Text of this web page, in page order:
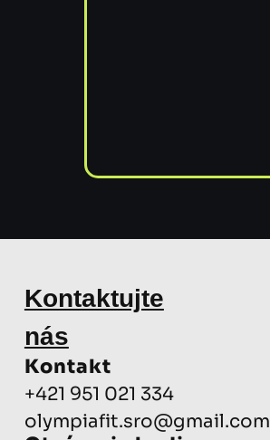
Kontaktujte
nás​
Kontakt
+421 951 021 334
olympiafit.sro@gmail.com